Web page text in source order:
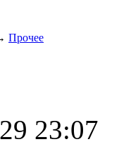
Прочее
23:07